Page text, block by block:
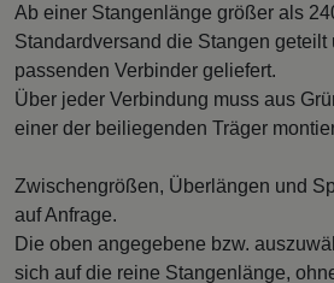
Ab einer Stangenlänge größer als
Standardversand die Stangen geteilt
passenden Verbinder geliefert.
Über jeder Verbindung muss aus
einer der beiliegenden Träger
Zwischengrößen, Überlängen und
auf Anfrage.
Die oben angegebene bzw.
sich auf die reine Stangenlänge,